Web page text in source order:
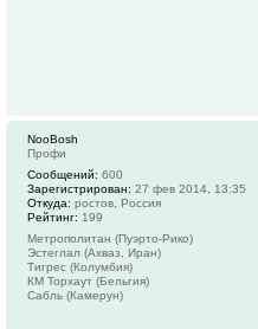
NooBosh
Профи
Сообщений: 600
Зарегистрирован: 27 фев 2014, 13:35
Откуда: ростов, Россия
Рейтинг: 199
Метрополитан (Пуэрто-Рико)
Эстеглал (Ахваз, Иран)
Тигрес (Колумбия)
КМ Торхаут (Бельгия)
Сабль (Камерун)